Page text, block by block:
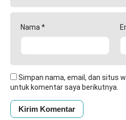
Nama *
Simpan nama, email, dan situs
untuk komentar saya berikutnya.